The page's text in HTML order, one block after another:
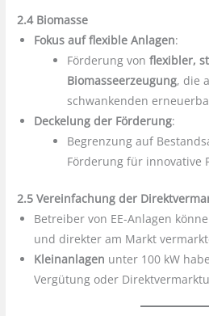
2.4 Biomasse
Fokus auf flexible Anlagen:
Förderung von flexibler,
Biomasseerzeugung, die
schwankenden
Deckelung der Förderung:
Begrenzung auf
Förderung für innovative
2.5 Vereinfachung der
Betreiber von EE-Anlagen
und direkter am Markt
Kleinanlagen unter 100 kW
Vergütung oder